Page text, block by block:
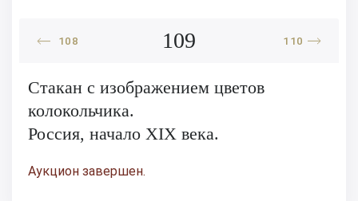
108 109 110
Стакан с изображением цветов
колокольчика.
Россия, начало ХIХ века.
Аукцион завершен.